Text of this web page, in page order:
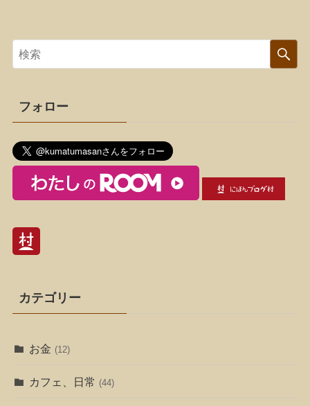
フォロー
カテゴリー
お金 (12)
カフェ、日常 (44)